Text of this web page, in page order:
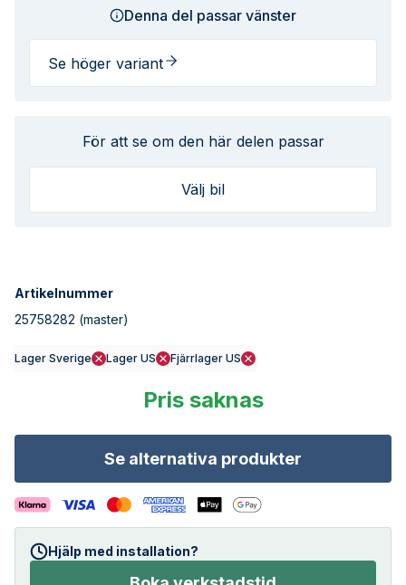
Denna del passar vänster
Se höger variant
För att se om den här delen passar
Välj bil
Artikelnummer
25758282 (master)
Lager Sverige Lager US Fjärrlager US
Pris saknas
Se alternativa produkter
Hjälp med installation?